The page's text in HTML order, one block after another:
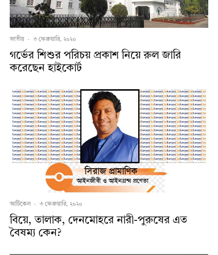
জাতীয় · ৩ ফেব্রুয়ারি, ২০২০
গর্ভের শিশুর পরিচয় প্রকাশ নিয়ে রুল জারি
করেছেন হাইকোর্ট
আর্টিকেল · ৩ ফেব্রুয়ারি, ২০২০
বিয়ে, তালাক, দেনমোহরে নারী-পুরুষের এত
বৈষম্য কেন?